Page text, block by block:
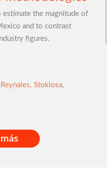
estimate the magnitude of
and to contrast
figures.
Reynales, Stoklosa,